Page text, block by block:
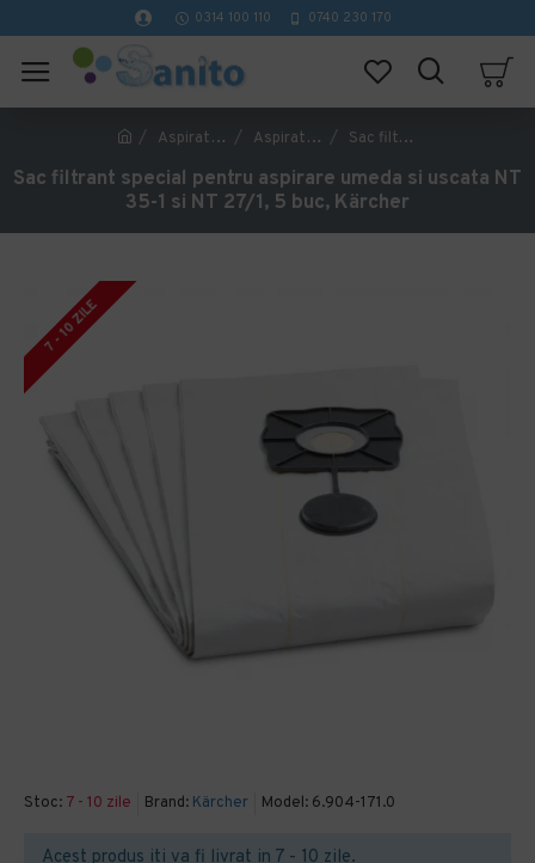
0314 100 110 0740 230 170
Aspiratoare profesionale si masini de curatat pardoseli Aspiratoare Profesionale de lichid si praf Sac filtrant special pentru aspirare umeda si uscata NT 35-1 si NT 27/1, 5 buc, Kärcher
Sac filtrant special pentru aspirare umeda si uscata NT
35-1 si NT 27/1, 5 buc, Kärcher
7 - 10 ZILE
Stoc: 7 - 10 zile Brand: Kärcher Model: 6.904-171.0
Acest produs iti va fi livrat in 7 - 10 zile.